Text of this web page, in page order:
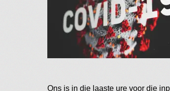
Ons is in die laaste ure voor die